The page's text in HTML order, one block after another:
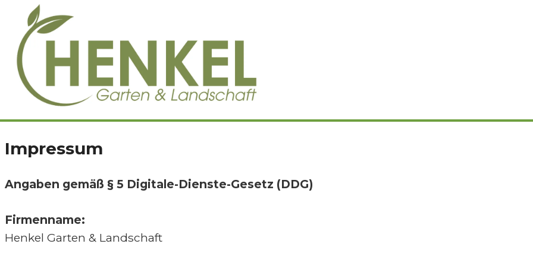
Inhalt
springen
Impressum
Angaben gemäß § 5 Digitale-Dienste-Gesetz (DDG)
Firmenname:
Henkel Garten & Landschaft